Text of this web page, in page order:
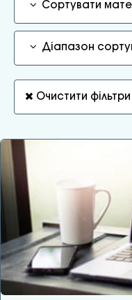
Сортувати
Діапазон
Очистити фільтри